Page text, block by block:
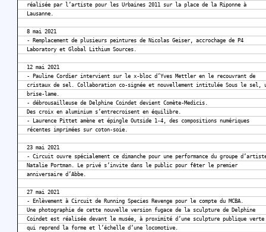
réalisée par l’artiste pour les Urbaines 2011 sur la place de la Riponne à
Lausanne.
8 mai 2021
- Remplacement de plusieurs peintures de Nicolas Geiser, accrochage de P4
Laboratory et Global Lithium Sources.
12 mai 2021
- Pauline Cordier intervient sur le x-bloc d’Yves Mettler en le recouvrant de
cristaux de sel. Collaboration co-signée et nouvellement intitulée Sous le sel,
brise-lame.
- débrousailleuse de Delphine Coindet devient Comète-Medicis.
Des croix en aluminium s’entrecroisent en équilibre.
- Laurence Pittet amène et épingle Outside 1-4, des compositions numériques
récentes imprimées sur coton-soie.
23 mai 2021
- Circuit ouvre spécialement ce dimanche pour une performance du groupe
Natalie Portman. Le privé s’invite dans le public pour fêter le premier
anniversaire d’Abbe.
27 mai 2021
- Enlèvement à Circuit de Running Species Revenge pour le compte du MCBA.
Une photographie de cette nouvelle version fugace de la sculpture de Delphine
Coindet est réalisée devant le musée, à proximité d’une sculpture publique verte
qui reprend la forme et l’échelle d’une locomotive.